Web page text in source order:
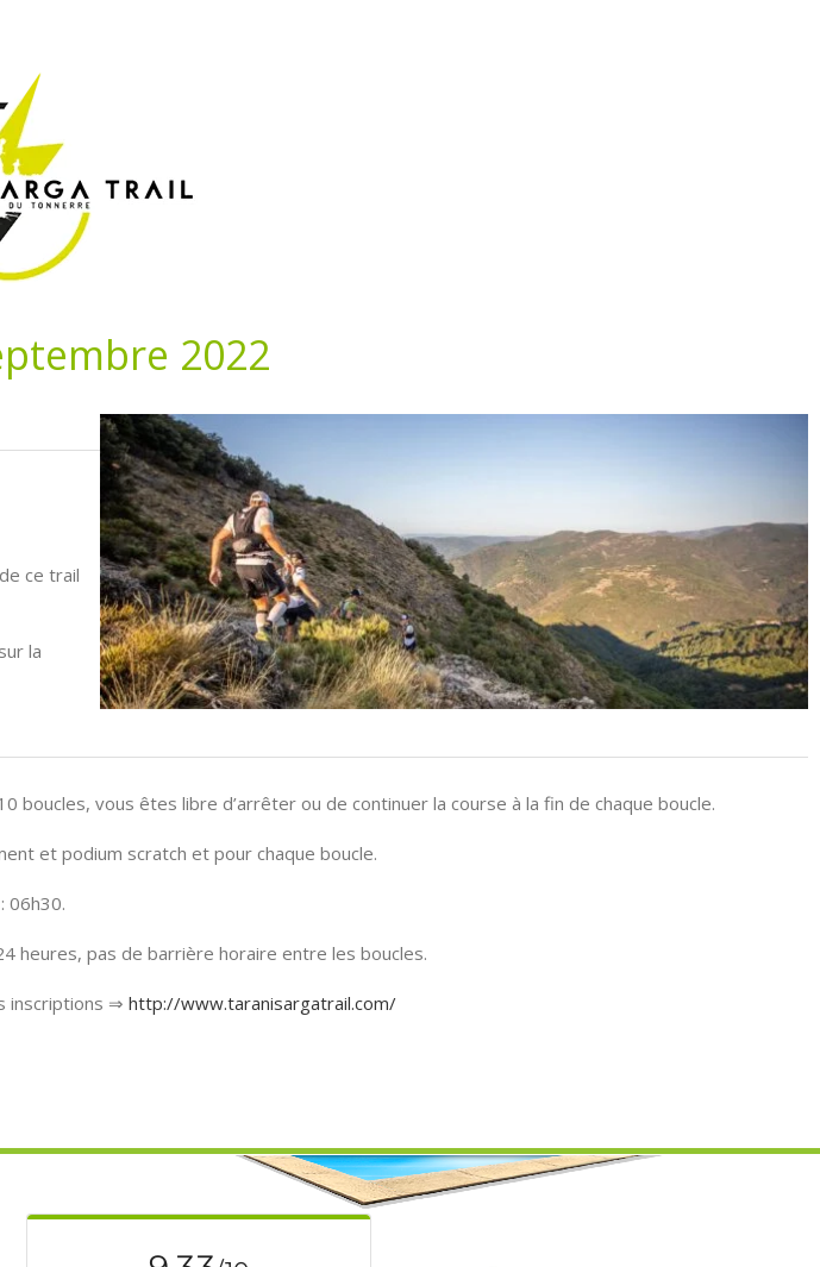
2022
ce trail
la
boucles, vous êtes libre d’arrêter ou de continuer la course à la fin de chaque boucle.
et podium scratch et pour chaque boucle.
06h30.
heures, pas de barrière horaire entre les boucles.
inscriptions ⇒ http://www.taranisargatrail.com/